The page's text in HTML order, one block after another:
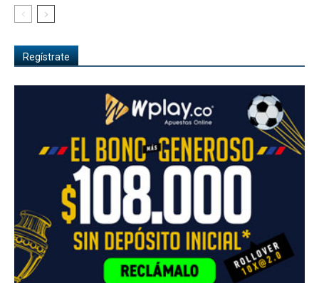
Regístrate